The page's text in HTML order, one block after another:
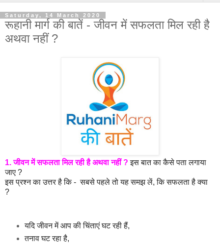
Saturday, 14 March 2020
रूहानी मार्ग की बातें - जीवन में सफलता मिल रही है
अथवा नहीं ?
1. जीवन में सफलता मिल रही है अथवा नहीं ? इस बात का कैसे पता लगाया
जाए ?
इस प्रश्न का उत्तर है कि - सबसे पहले तो यह समझ लें, कि सफलता है क्या
?
यदि जीवन में आप की चिंताएं घट रही हैं,
तनाव घट रहा है,